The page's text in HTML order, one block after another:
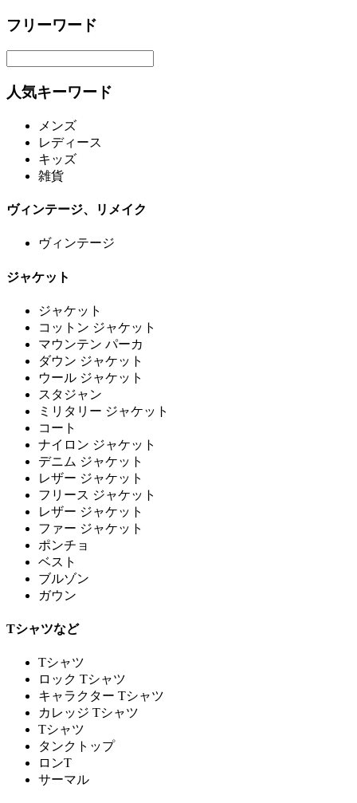
フリーワード
人気キーワード
メンズ
レディース
キッズ
雑貨
ヴィンテージ、リメイク
ヴィンテージ
ジャケット
ジャケット
コットン ジャケット
マウンテン パーカ
ダウン ジャケット
ウール ジャケット
スタジャン
ミリタリー ジャケット
コート
ナイロン ジャケット
デニム ジャケット
レザー ジャケット
フリース ジャケット
レザー ジャケット
ファー ジャケット
ポンチョ
ベスト
ブルゾン
ガウン
Tシャツなど
Tシャツ
ロック Tシャツ
キャラクター Tシャツ
カレッジ Tシャツ
Tシャツ
タンクトップ
ロンT
サーマル